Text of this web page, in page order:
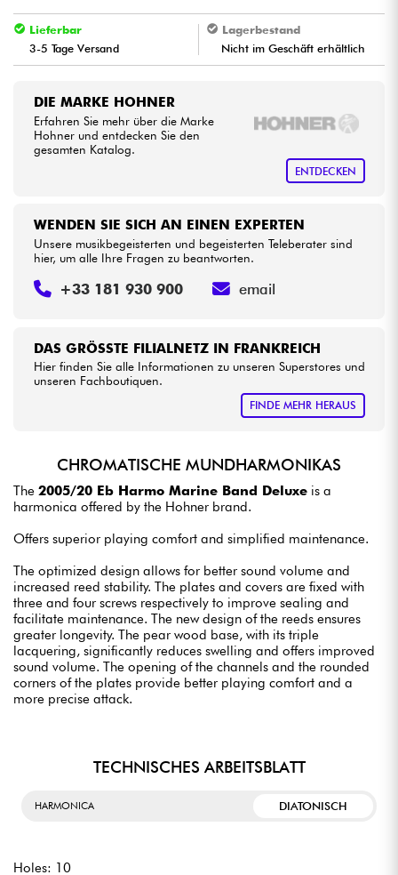
Violinen & Quartett
Kabel & Zubehöre
Bundle
Sehen Sie sich unsere Marken an
Lieferbar
3-5 Tage Versand
Lagerbestand
Nicht im Geschäft erhältlich
DIE MARKE HOHNER
Erfahren Sie mehr über die Marke
Hohner und entdecken Sie den
gesamten Katalog.
ENTDECKEN
DAS GRÖSSTE FILIALNETZ IN FRANKREICH
Hier finden Sie alle Informationen zu unseren Superstores und
unseren Fachboutiquen.
FINDE MEHR HERAUS
WENDEN SIE SICH AN EINEN EXPERTEN
Unsere musikbegeisterten und begeisterten Teleberater sind
hier, um alle Ihre Fragen zu beantworten.
+33 181 930 900 email
CHROMATISCHE MUNDHARMONIKAS
The 2005/20 Eb Harmo Marine Band Deluxe is a
harmonica offered by the Hohner brand.
Offers superior playing comfort and simplified maintenance.
The optimized design allows for better sound volume and
increased reed stability. The plates and covers are fixed with
three and four screws respectively to improve sealing and
facilitate maintenance. The new design of the reeds ensures
greater longevity. The pear wood base, with its triple
lacquering, significantly reduces swelling and offers improved
sound volume. The opening of the channels and the rounded
corners of the plates provide better playing comfort and a
more precise attack.
TECHNISCHES ARBEITSBLATT
HARMONICA DIATONISCH
Holes: 10